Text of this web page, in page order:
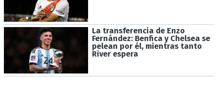
La transferencia de Enzo
Fernández: Benfica y Chelsea se
pelean por él, mientras tanto
River espera